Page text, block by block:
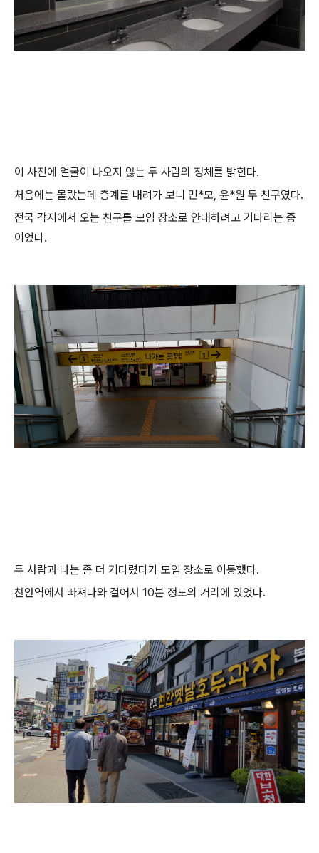
이 사진에 얼굴이 나오지 않는 두 사람의 정체를 밝힌다.
처음에는 몰랐는데 층계를 내려가 보니 민*모, 윤*원 두 친구였다.
전국 각지에서 오는 친구를 모임 장소로 안내하려고 기다리는 중
이었다.
두 사람과 나는 좀 더 기다렸다가 모임 장소로 이동했다.
천안역에서 빠져나와 걸어서 10분 정도의 거리에 있었다.